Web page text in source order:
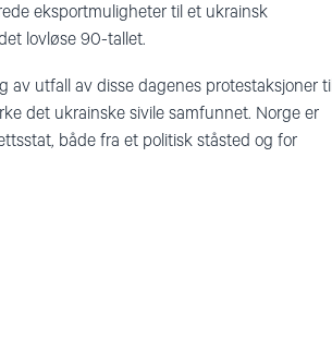
eksportmuligheter til et ukrainsk
lovløse 90-tallet.
utfall av disse dagenes protestaksjoner til
det ukrainske sivile samfunnet. Norge er
både fra et politisk ståsted og for